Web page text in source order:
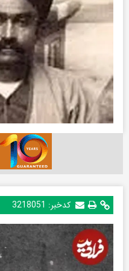
کدخبر: 3218051